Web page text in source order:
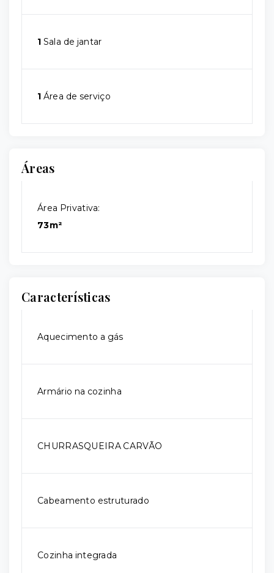
1 Sala de jantar
1 Área de serviço
Áreas
Área Privativa:
73m²
Características
Aquecimento a gás
Armário na cozinha
CHURRASQUEIRA CARVÃO
Cabeamento estruturado
Cozinha integrada